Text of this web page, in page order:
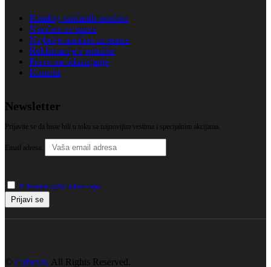
Katalog sunčanih naočara
Naočare za sunce
Najbolje naočare za sunce
Reklamacije i pritužbe
Pravo na odustajanje
Kontakt
Newsletter
Prijavite se da biste bili u toku sa najnovijim vestima i specijalnim akcijama.
Email adresa:
Prihvatam opšte uslove sajta
© Cyber.rs. All Rights Reserved.